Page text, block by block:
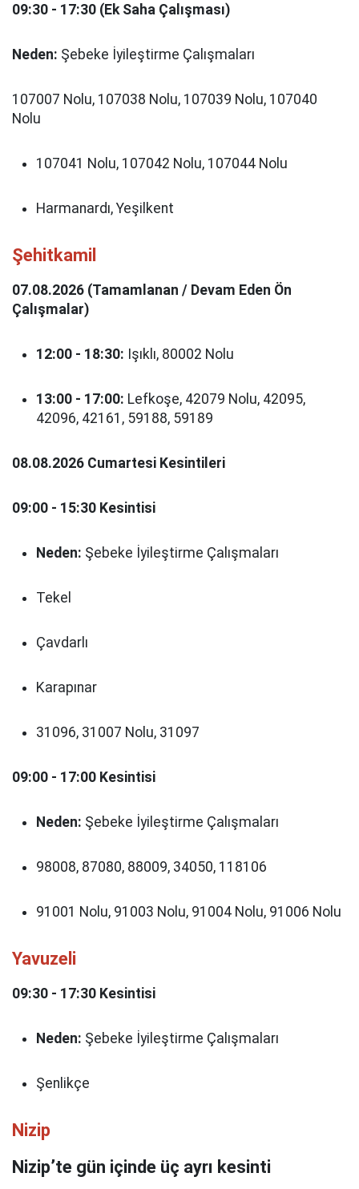
09:30 - 17:30 (Ek Saha Çalışması)
Neden: Şebeke İyileştirme Çalışmaları
107007 Nolu, 107038 Nolu, 107039 Nolu, 107040
Nolu
107041 Nolu, 107042 Nolu, 107044 Nolu
Harmanardı, Yeşilkent
Şehitkamil
07.08.2026 (Tamamlanan / Devam Eden Ön
Çalışmalar)
12:00 - 18:30: Işıklı, 80002 Nolu
13:00 - 17:00: Lefkoşe, 42079 Nolu, 42095,
42096, 42161, 59188, 59189
08.08.2026 Cumartesi Kesintileri
09:00 - 15:30 Kesintisi
Neden: Şebeke İyileştirme Çalışmaları
Tekel
Çavdarlı
Karapınar
31096, 31007 Nolu, 31097
09:00 - 17:00 Kesintisi
Neden: Şebeke İyileştirme Çalışmaları
98008, 87080, 88009, 34050, 118106
91001 Nolu, 91003 Nolu, 91004 Nolu, 91006 Nolu
Yavuzeli
09:30 - 17:30 Kesintisi
Neden: Şebeke İyileştirme Çalışmaları
Şenlikçe
Nizip
Nizip’te gün içinde üç ayrı kesinti